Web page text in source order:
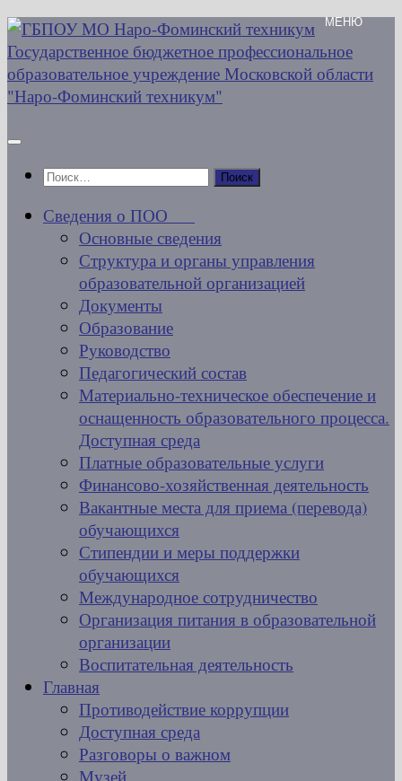
Перейти
к
содержимому
Найти:
Сведения о ПОО
Основные сведения
Структура и органы управления
образовательной организацией
Документы
Образование
Руководство
Педагогический состав
Материально-техническое обеспечение и
оснащенность образовательного процесса.
Доступная среда
Платные образовательные услуги
Финансово-хозяйственная деятельность
Вакантные места для приема (перевода)
обучающихся
Стипендии и меры поддержки
обучающихся
Международное сотрудничество
Организация питания в образовательной
организации
Воспитательная деятельность
Главная
Противодействие коррупции
Доступная среда
Разговоры о важном
Музей